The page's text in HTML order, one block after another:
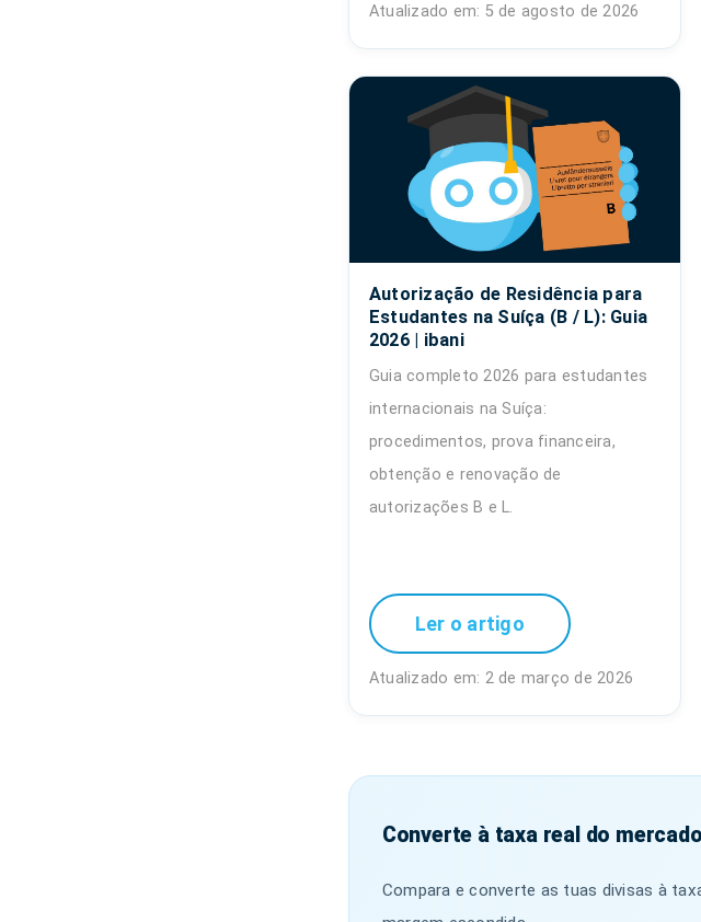
Atualizado em: 5 de agosto de 2026
Autorização de Residência para
Estudantes na Suíça (B / L): Guia
2026 | ibani
Guia completo 2026 para estudantes
internacionais na Suíça:
procedimentos, prova financeira,
obtenção e renovação de
autorizações B e L.
Ler o artigo
Atualizado em: 2 de março de 2026
Converte à taxa real do mercado
Compara e converte as tuas divisas à